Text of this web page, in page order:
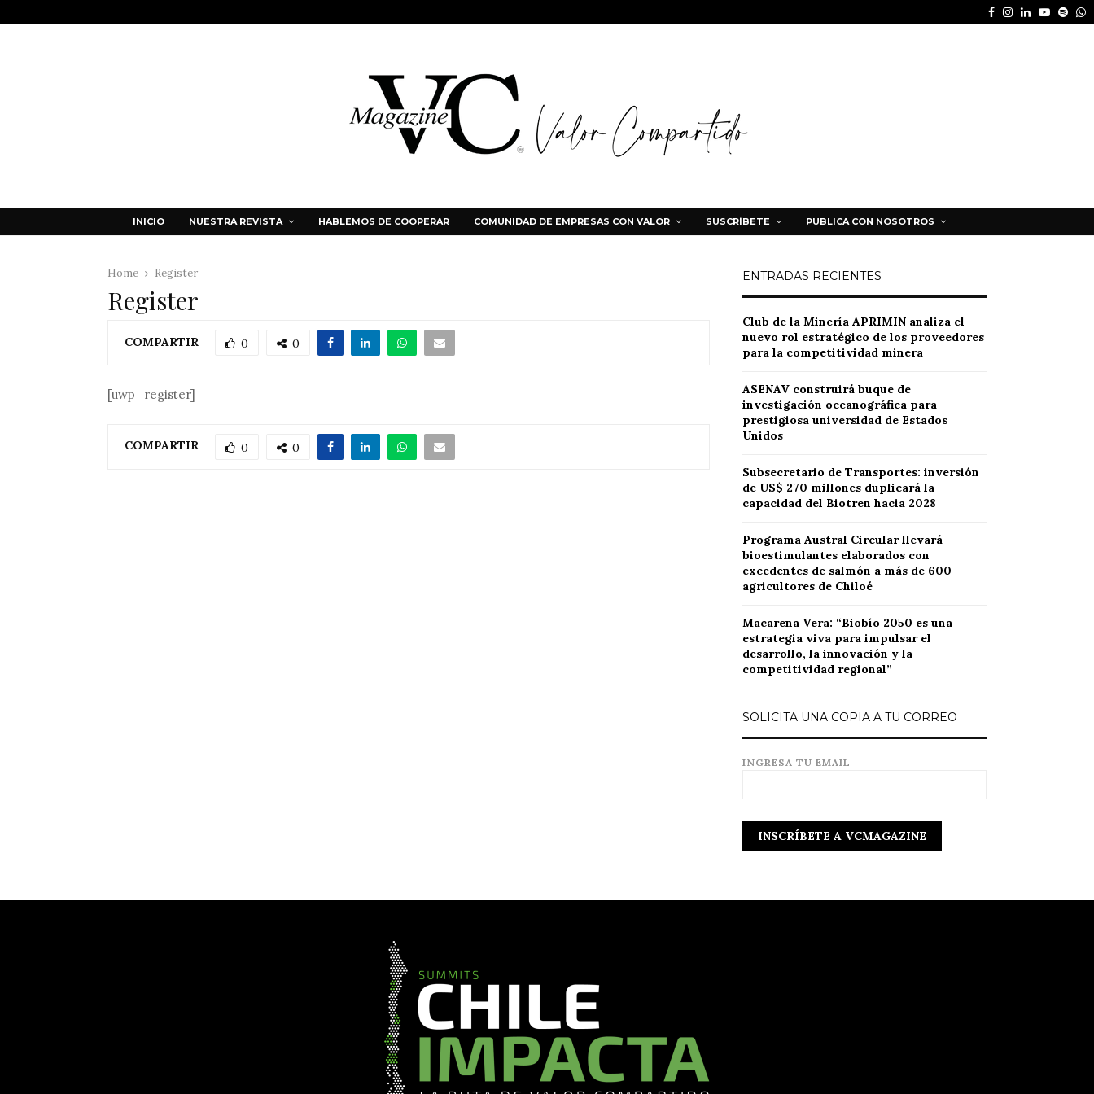
Facebook
Instagram
LinkedinYoutube
INICIO NUESTRA REVISTA HABLEMOS DE COOPERAR COMUNIDAD DE EMPRESAS CON VALOR SUSCRÍBETE PUBLICA CON NOSOTROS
Home Register
Register
COMPARTIR 0 0
[uwp_register]
COMPARTIR 0 0
ENTRADAS RECIENTES
Club de la Minería APRIMIN analiza el
nuevo rol estratégico de los proveedores
para la competitividad minera
ASENAV construirá buque de
investigación oceanográfica para
prestigiosa universidad de Estados
Unidos
Subsecretario de Transportes: inversión
de US$ 270 millones duplicará la
capacidad del Biotren hacia 2028
Programa Austral Circular llevará
bioestimulantes elaborados con
excedentes de salmón a más de 600
agricultores de Chiloé
Macarena Vera: “Biobío 2050 es una
estrategia viva para impulsar el
desarrollo, la innovación y la
competitividad regional”
SOLICITA UNA COPIA A TU CORREO
INGRESA TU EMAIL